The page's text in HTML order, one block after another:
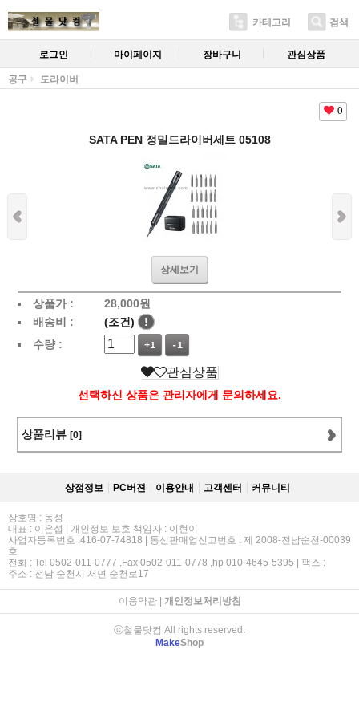
카테고리 검색
로그인 마이페이지 장바구니 관심상품
공구 도라이버
0
SATA PEN 정밀드라이버세트 05108
상세보기
상품가 : 28,000원
배송비 :
(조건)
!
수량 :
+1 -1
관심상품
선택하신 상품은 관리자에게 문의하세요.
상품리뷰 [0]
상점정보 PC버젼 이용안내 고객센터 커뮤니티
상호명 : 동성
대표 : 이은섭 | 개인정보 보호 책임자 : 이현이
사업자등록번호 :416-07-74818 | 통신판매업신고번호 : 제 2008-전남순천-00039
호
전화 : Tel 0502-011-0777 ,Fax 0502-011-0778 ,hp 010-4645-5395 | 팩스 :
주소 : 전남 순천시 서면 순천로17
이용약관| 개인정보처리방침
ⓒ철물닷컴 All rights reserved.
MakeShop